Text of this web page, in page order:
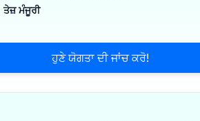
ਅਤੇ ਮੈਡੀਕਲ
ਅਤੇ ਛੋਟੇ ਉਪਕਰਣ
తెలుగు
Telugu
ਤੇਜ਼ ਮੰਜੂਰੀ
ਹੁਣੇ ਯੋਗਤਾ ਦੀ ਜਾਂਚ ਕਰੋ!